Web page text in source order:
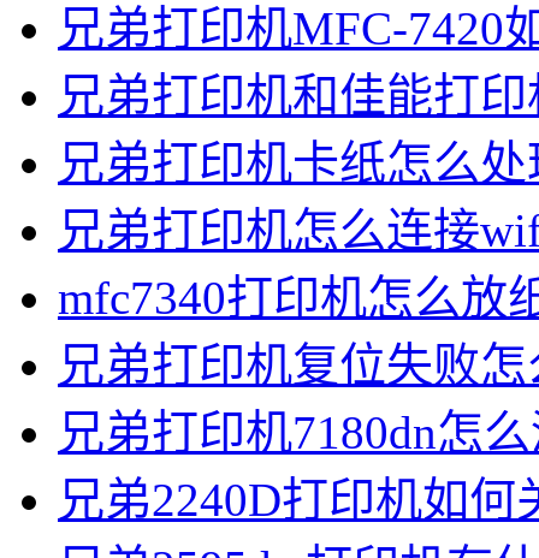
兄弟打印机MFC-7420
兄弟打印机和佳能打
兄弟打印机卡纸怎么处
兄弟打印机怎么连接
mfc7340打印机怎么放
兄弟打印机复位失败
兄弟打印机7180dn怎
兄弟2240D打印机如何